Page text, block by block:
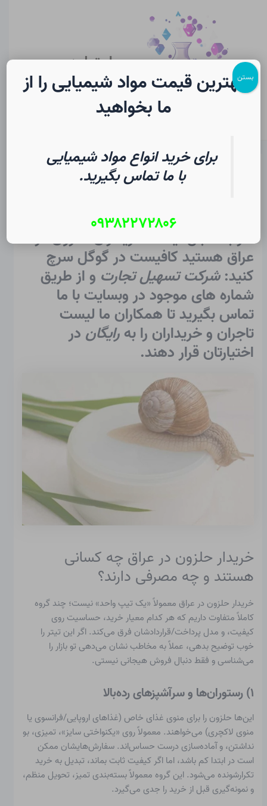
سایت لرن
شیمی
خریداران حلزون در عراق
اگر به دنبال لیست خریداران حلزون در
عراق هستید کافیست در گوگل سرچ
کنید:شرکت تسهیل تجارت و از طریق
شماره های موجود در وبسایت با ما
تماس بگیرید تا همکاران ما لیست
تاجران و خریداران را بهرایگان در
اختیارتان قرار دهند.
خریدار حلزون در عراق چه کسانی
هستند و چه مصرفی دارند؟
خریدار حلزون در عراق معمولاً «یک تیپ واحد» نیست؛ چند گروه
کاملاً متفاوت داریم که هر کدام معیار خرید، حساسیت روی
کیفیت، و مدل پرداخت/قراردادشان فرق می‌کند. اگر این تیتر را
خوب توضیح بدهی، عملاً به مخاطب نشان می‌دهی تو بازار را
می‌شناسی و فقط دنبال فروش هیجانی نیستی.
۱) رستوران‌ها و سرآشپزهای رده‌بالا
این‌ها حلزون را برای منوی غذای خاص (غذاهای اروپایی/فرانسوی یا
منوی لاکچری) می‌خواهند. معمولاً روی «یکنواختی سایز»، تمیزی، بو
نداشتن، و آماده‌سازی درست حساس‌اند. سفارش‌هایشان ممکن
است در ابتدا کم باشد، اما اگر کیفیت ثابت بماند، تبدیل به خرید
تکرارشونده می‌شود. این گروه معمولاً بسته‌بندی تمیز، تحویل منظم،
و نمونه‌گیری قبل از خرید را جدی می‌گیرد.
بهترین قیمت مواد شیمیایی را از
ما بخواهید
برای خرید انواع مواد شیمیایی
با ما تماس بگیرید.
۰۹۳۸۲۲۷۲۸۰۶
بستن